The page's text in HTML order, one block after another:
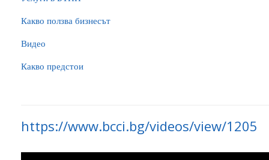
Какво ползва бизнесът
Видео
Какво предстои
https://www.bcci.bg/videos/view/1205